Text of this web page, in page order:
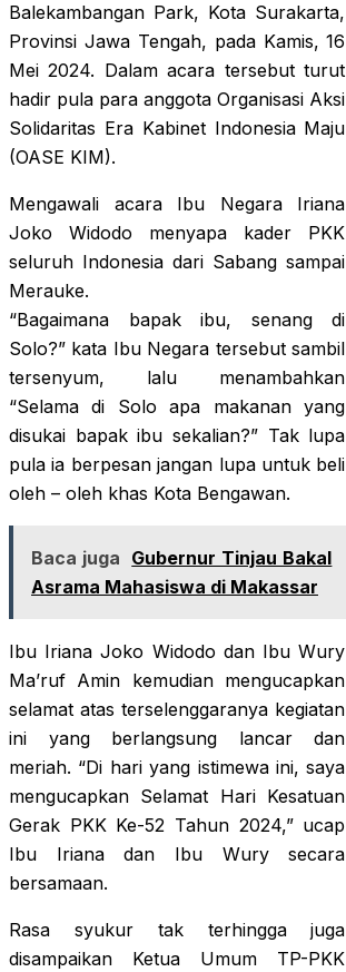
Balekambangan Park, Kota Surakarta,
Provinsi Jawa Tengah, pada Kamis, 16
Mei 2024. Dalam acara tersebut turut
hadir pula para anggota Organisasi Aksi
Solidaritas Era Kabinet Indonesia Maju
(OASE KIM).
Mengawali acara Ibu Negara Iriana
Joko Widodo menyapa kader PKK
seluruh Indonesia dari Sabang sampai
Merauke.
“Bagaimana bapak ibu, senang di
Solo?” kata Ibu Negara tersebut sambil
tersenyum, lalu menambahkan
“Selama di Solo apa makanan yang
disukai bapak ibu sekalian?” Tak lupa
pula ia berpesan jangan lupa untuk beli
oleh – oleh khas Kota Bengawan.
Baca juga Gubernur Tinjau Bakal
Asrama Mahasiswa di Makassar
Ibu Iriana Joko Widodo dan Ibu Wury
Ma’ruf Amin kemudian mengucapkan
selamat atas terselenggaranya kegiatan
ini yang berlangsung lancar dan
meriah. “Di hari yang istimewa ini, saya
mengucapkan Selamat Hari Kesatuan
Gerak PKK Ke-52 Tahun 2024,” ucap
Ibu Iriana dan Ibu Wury secara
bersamaan.
Rasa syukur tak terhingga juga
disampaikan Ketua Umum TP-PKK